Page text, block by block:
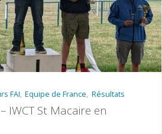
FAI, Equipe de France, Résultats
IWCT St Macaire en